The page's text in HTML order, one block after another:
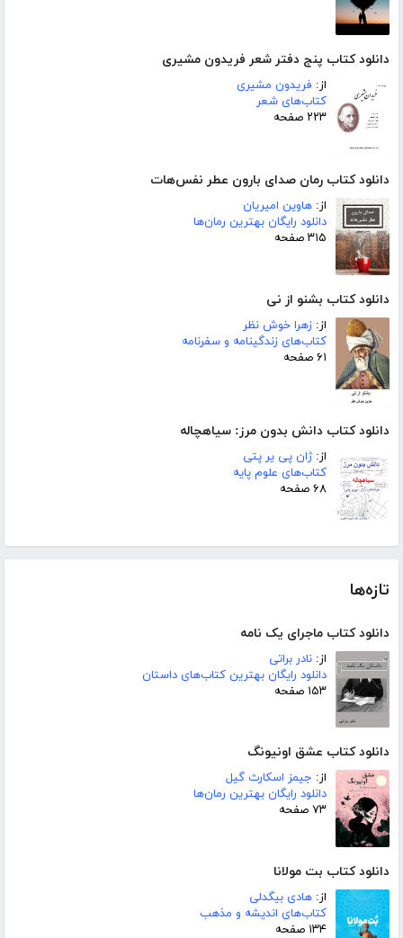
دانلود کتاب پنج دفتر شعر فریدون مشیری
از: فریدون مشیری
کتاب‌های شعر
۲۲۳ صفحه
دانلود کتاب رمان صدای بارون عطر نفس‌هات
از: هاوین امیریان
دانلود رایگان بهترین رمان‌ها
۳۱۵ صفحه
دانلود کتاب بشنو از نی
از: زهرا خوش نظر
کتاب‌های زندگینامه و سفرنامه
۶۱ صفحه
دانلود کتاب دانش بدون مرز: سیاهچاله
از:ژان پی یر پتی
کتاب‌های علوم پایه
۶۸ صفحه
تازه‌ها
دانلود کتاب ماجرای یک نامه
از: نادر براتی
دانلود رایگان بهترین کتاب‌های داستان
۱۵۳ صفحه
دانلود کتاب عشق اونیونگ
از: جیمز اسکارث گیل
دانلود رایگان بهترین رمان‌ها
۷۳ صفحه
دانلود کتاب بت مولانا
از: هادی بیگدلی
کتاب‌های اندیشه و مذهب
۱۳۴ صفحه